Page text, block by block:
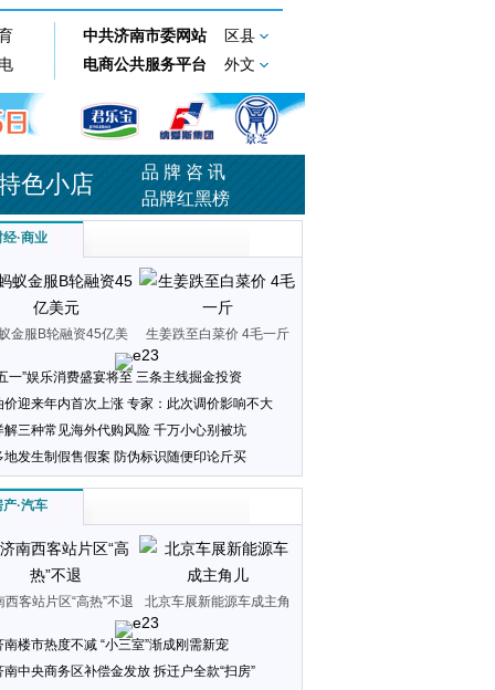
色小店
品 牌 咨 讯
品牌红黑榜
经·商业
金服B轮融资45亿美
生姜跌至白菜价 4毛一斤
一”娱乐消费盛宴将至 三条主线掘金投资
价迎来年内首次上涨 专家：此次调价影响不大
解三种常见海外代购风险 千万小心别被坑
地发生制假售假案 防伪标识随便印论斤买
产·汽车
西客站片区“高热”不退
北京车展新能源车成主角
南楼市热度不减 “小三室”渐成刚需新宠
南中央商务区补偿金发放 拆迁户全款“扫房”